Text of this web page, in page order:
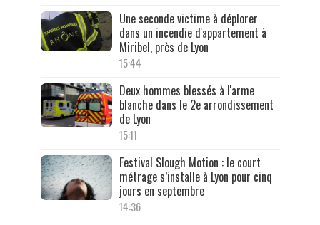
Une seconde victime à déplorer
dans un incendie d'appartement à
Miribel, près de Lyon
15:44
Deux hommes blessés à l'arme
blanche dans le 2e arrondissement
de Lyon
15:11
Festival Slough Motion : le court
métrage s’installe à Lyon pour cinq
jours en septembre
14:36